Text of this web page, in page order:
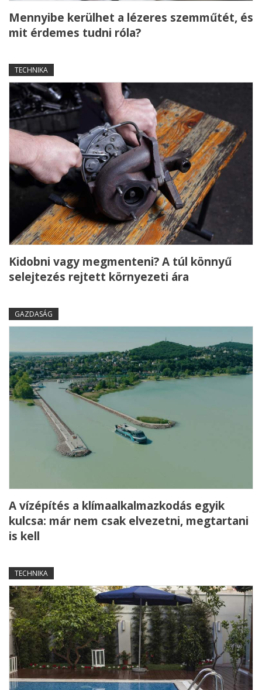
Mennyibe kerülhet a lézeres szemműtét, és
mit érdemes tudni róla?
TECHNIKA
Kidobni vagy megmenteni? A túl könnyű
selejtezés rejtett környezeti ára
GAZDASÁG
A vízépítés a klímaalkalmazkodás egyik
kulcsa: már nem csak elvezetni, megtartani
is kell
TECHNIKA